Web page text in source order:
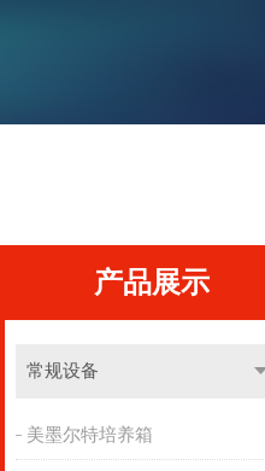
产品展示
常规设备
美墨尔特培养箱